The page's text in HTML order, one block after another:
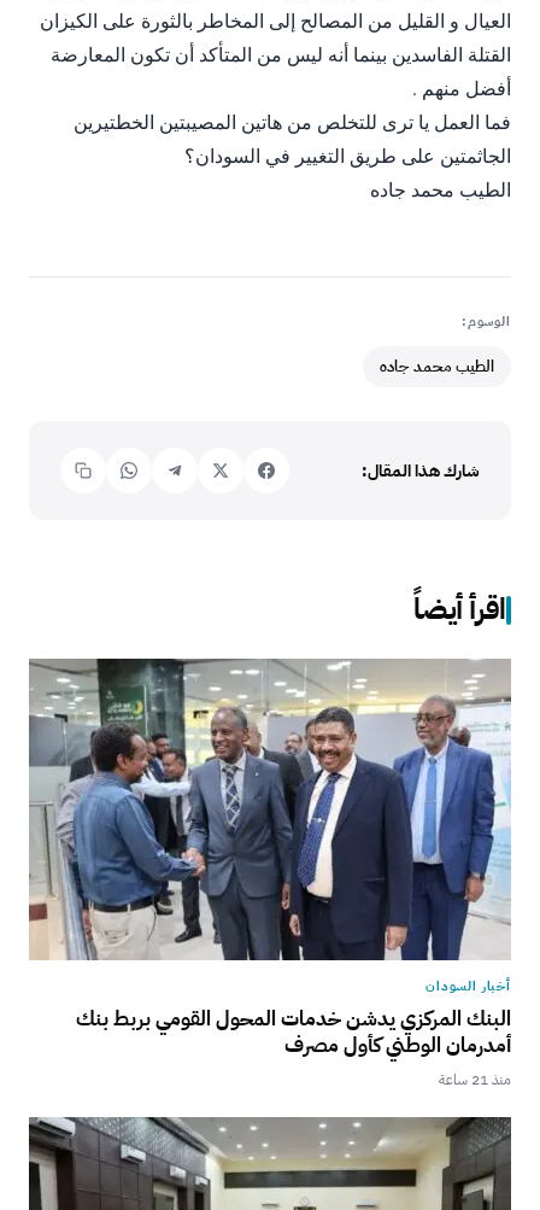
العيال و القليل من المصالح إلى المخاطر بالثورة على الكيزان
القتلة الفاسدين بينما أنه ليس من المتأكد أن تكون المعارضة
أفضل منهم .
فما العمل يا ترى للتخلص من هاتين المصيبتين الخطتيرين
الجاثمتين على طريق التغيير في السودان؟
الطيب محمد جاده
الوسوم:
الطيب محمد جاده
شارك هذا المقال:
اقرأ أيضاً
أخبار السودان
البنك المركزي يدشن خدمات المحول القومي بربط بنك
أمدرمان الوطني كأول مصرف
منذ 21 ساعة